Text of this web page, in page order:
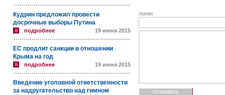
Кудрин предложил провести
досрочные выборы Путина
подробнее 19 июня 2015
ЕС продлит санкции в отношении
Крыма на год
подробнее 19 июня 2015
Введение уголовной ответственности
за надругательство над гимном
логин